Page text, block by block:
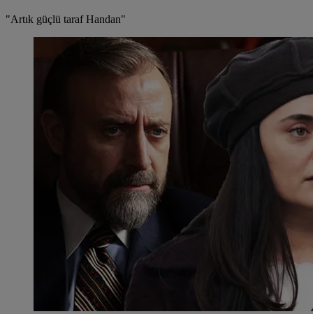
"Artık güçlü taraf Handan"